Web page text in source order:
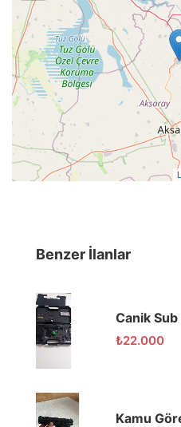
Benzer İlanlar
Canik
₺22.000
Kamu